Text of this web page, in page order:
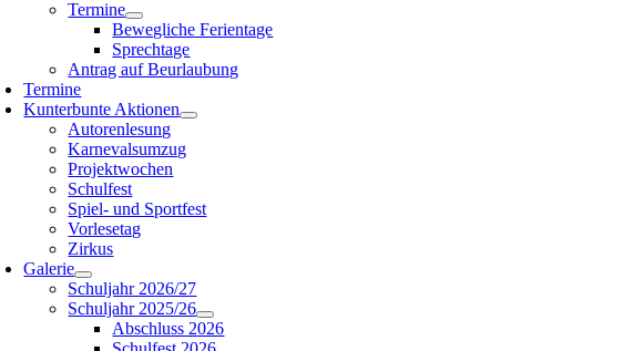
Termine
Bewegliche Ferientage
Sprechtage
Antrag auf Beurlaubung
Termine
Kunterbunte Aktionen
Autorenlesung
Karnevalsumzug
Projektwochen
Schulfest
Spiel- und Sportfest
Vorlesetag
Zirkus
Galerie
Schuljahr 2026/27
Schuljahr 2025/26
Abschluss 2026